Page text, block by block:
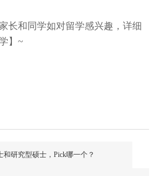
长和同学如对留学感兴趣，详细
】 ~
和研究型硕士，Pick哪一个？